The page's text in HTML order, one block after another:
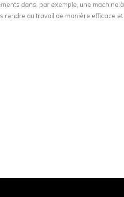
dans, par exemple, une machine
rendre au travail de manière efficace